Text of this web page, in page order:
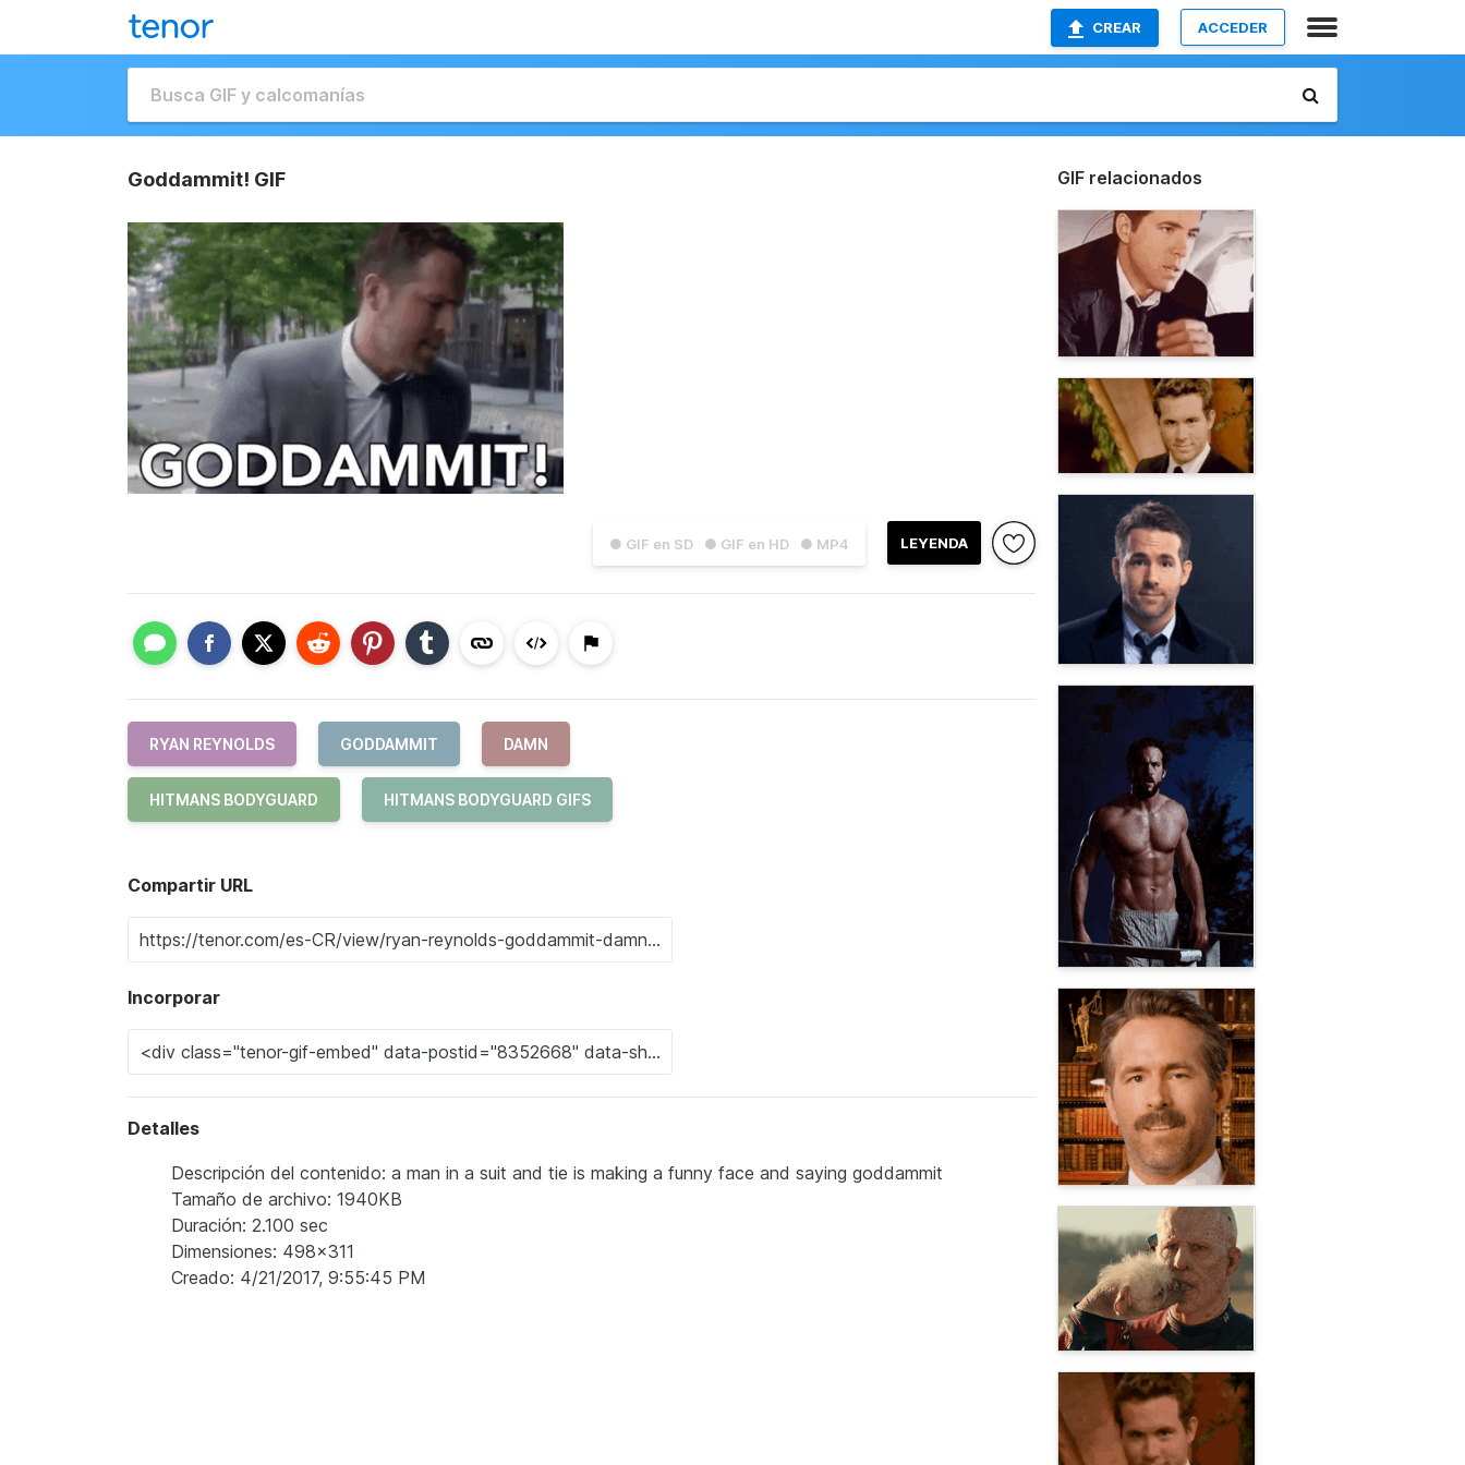
CREAR ACCEDER
Goddammit! GIF
● GIF en SD ● GIF en HD ● MP4 LEYENDA
RYAN REYNOLDS GODDAMMIT DAMN
HITMANS BODYGUARD HITMANS BODYGUARD GIFS
Compartir URL
Incorporar
Detalles
Descripción del contenido: a man in a suit and tie is making a funny face and saying goddammit
Tamaño de archivo: 1940KB
Duración: 2.100 sec
Dimensiones: 498x311
Creado: 4/21/2017, 9:55:45 PM
GIF relacionados